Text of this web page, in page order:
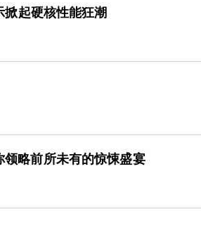
起硬核性能狂潮
略前所未有的惊悚盛宴